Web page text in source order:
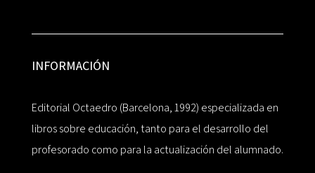
INFORMACIÓN
Editorial Octaedro (Barcelona, 1992) especializada en
libros sobre educación, tanto para el desarrollo del
profesorado como para la actualización del alumnado.